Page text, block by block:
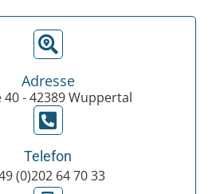
Adresse
40 - 42389 Wuppertal
Telefon
(0)202 64 70 33